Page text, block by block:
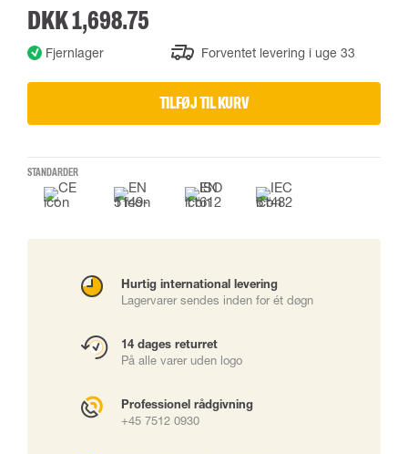
DKK 1,698.75
Fjernlager Forventet levering i uge 33
TILFØJ TIL KURV
STANDARDER
Hurtig international levering
Lagervarer sendes inden for ét døgn
14 dages returret
På alle varer uden logo
Professionel rådgivning
+45 7512 0930